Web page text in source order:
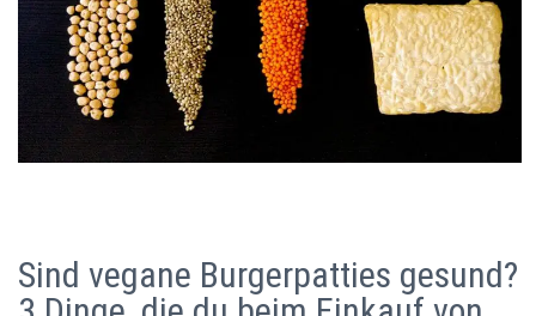
Sind vegane Burgerpatties gesund?